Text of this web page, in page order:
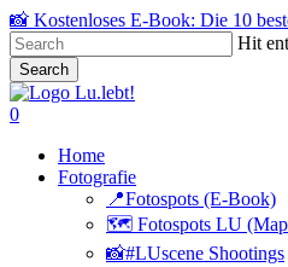
Skip
to
main
content
📸 Kostenloses E-Book: Die 10
Hit
Search
Close
Search
search
0
Home
Fotografie
📍Fotospots (E-Book)
🗺️ Fotospots LU
📸#LUscene Shootings